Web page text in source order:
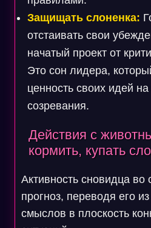
Защищать слоненка:
отстаивать свои
начатый проект от
Это сон лидера,
ценность своих идей на
созревания.
Действия с
кормить, купать
Активность сновидца во
прогноз, переводя его
смыслов в плоскость